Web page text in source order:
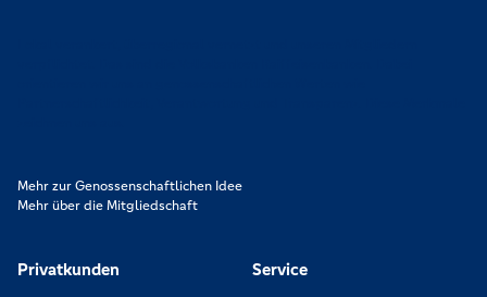
Mehr zur Genossenschaftlichen Idee
Mehr über die Mitgliedschaft
Privatkunden Service